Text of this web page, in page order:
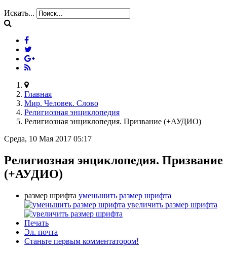
Искать...
Главная
Мир. Человек. Слово
Религиозная энциклопедия
Религиозная энциклопедия. Призвание (+АУДИО)
Среда, 10 Мая 2017 05:17
Религиозная энциклопедия. Призвание
(+АУДИО)
размер шрифта уменьшить размер шрифта
увеличить размер шрифта
Печать
Эл. почта
Станьте первым комментатором!